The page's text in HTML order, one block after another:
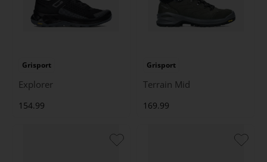
Grisport
Explorer
154.99
Grisport
Terrain Mid
169.99